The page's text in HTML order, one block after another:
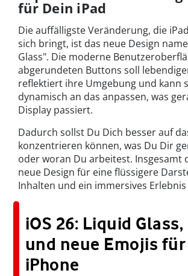
für Dein iPad
Die auffälligste Veränderung, die
sich bringt, ist das neue Design
Glass". Die moderne
abgerundeten Buttons soll
reflektiert ihre Umgebung und kann
dynamisch an das anpassen, was
Display passiert.
Dadurch sollst Du Dich besser auf
konzentrieren können, was Du Dir
oder woran Du arbeitest. Insgesamt
neue Design für eine flüssigere
Inhalten und ein immersives
iOS 26: Liquid
und neue Emojis für
iPhone